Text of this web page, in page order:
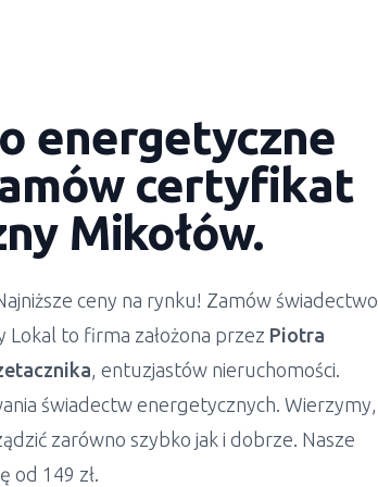
energetyczne
certyfikat
Mikołów.
ceny na rynku! Zamów świadectwo
to firma założona przez Piotra
, entuzjastów nieruchomości.
świadectw energetycznych. Wierzymy,
zarówno szybko jak i dobrze. Nasze
od 149 zł.